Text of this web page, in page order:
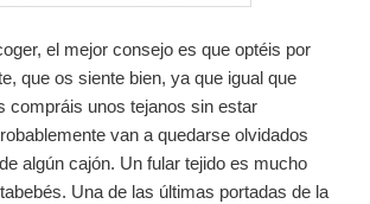
el mejor consejo es que optéis por
que os siente bien, ya que igual que
compráis unos tejanos sin estar
van a quedarse olvidados
algún cajón. Un fular tejido es mucho
Una de las últimas portadas de la